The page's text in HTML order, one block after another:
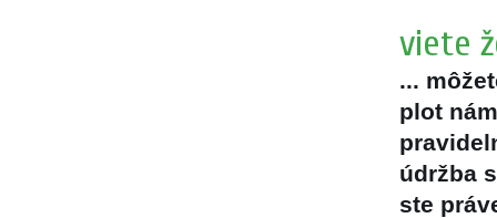
viete
...
plot
údržba
ste